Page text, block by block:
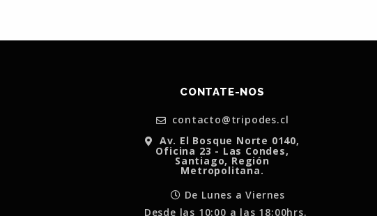
CONTATE-NOS
contacto@tripodes.cl
Av. El Bosque Norte 0140,
Oficina 23 - Las Condes,
Santiago, Región
Metropolitana.
De Lunes a Viernes
Desde las 10:00 a las 18:00hrs.